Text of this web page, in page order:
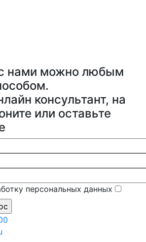
нами можно любым
консультант, на
или оставьте
персональных данных